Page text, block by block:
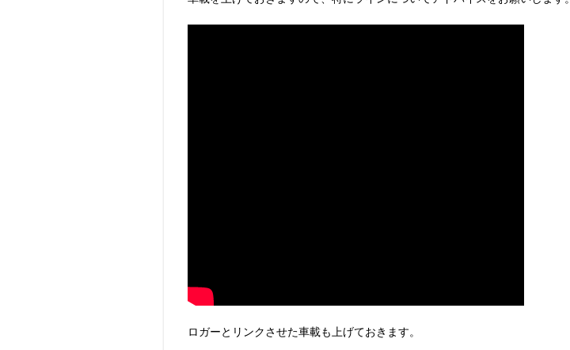
ロガーとリンクさせた車載も上げておきます。